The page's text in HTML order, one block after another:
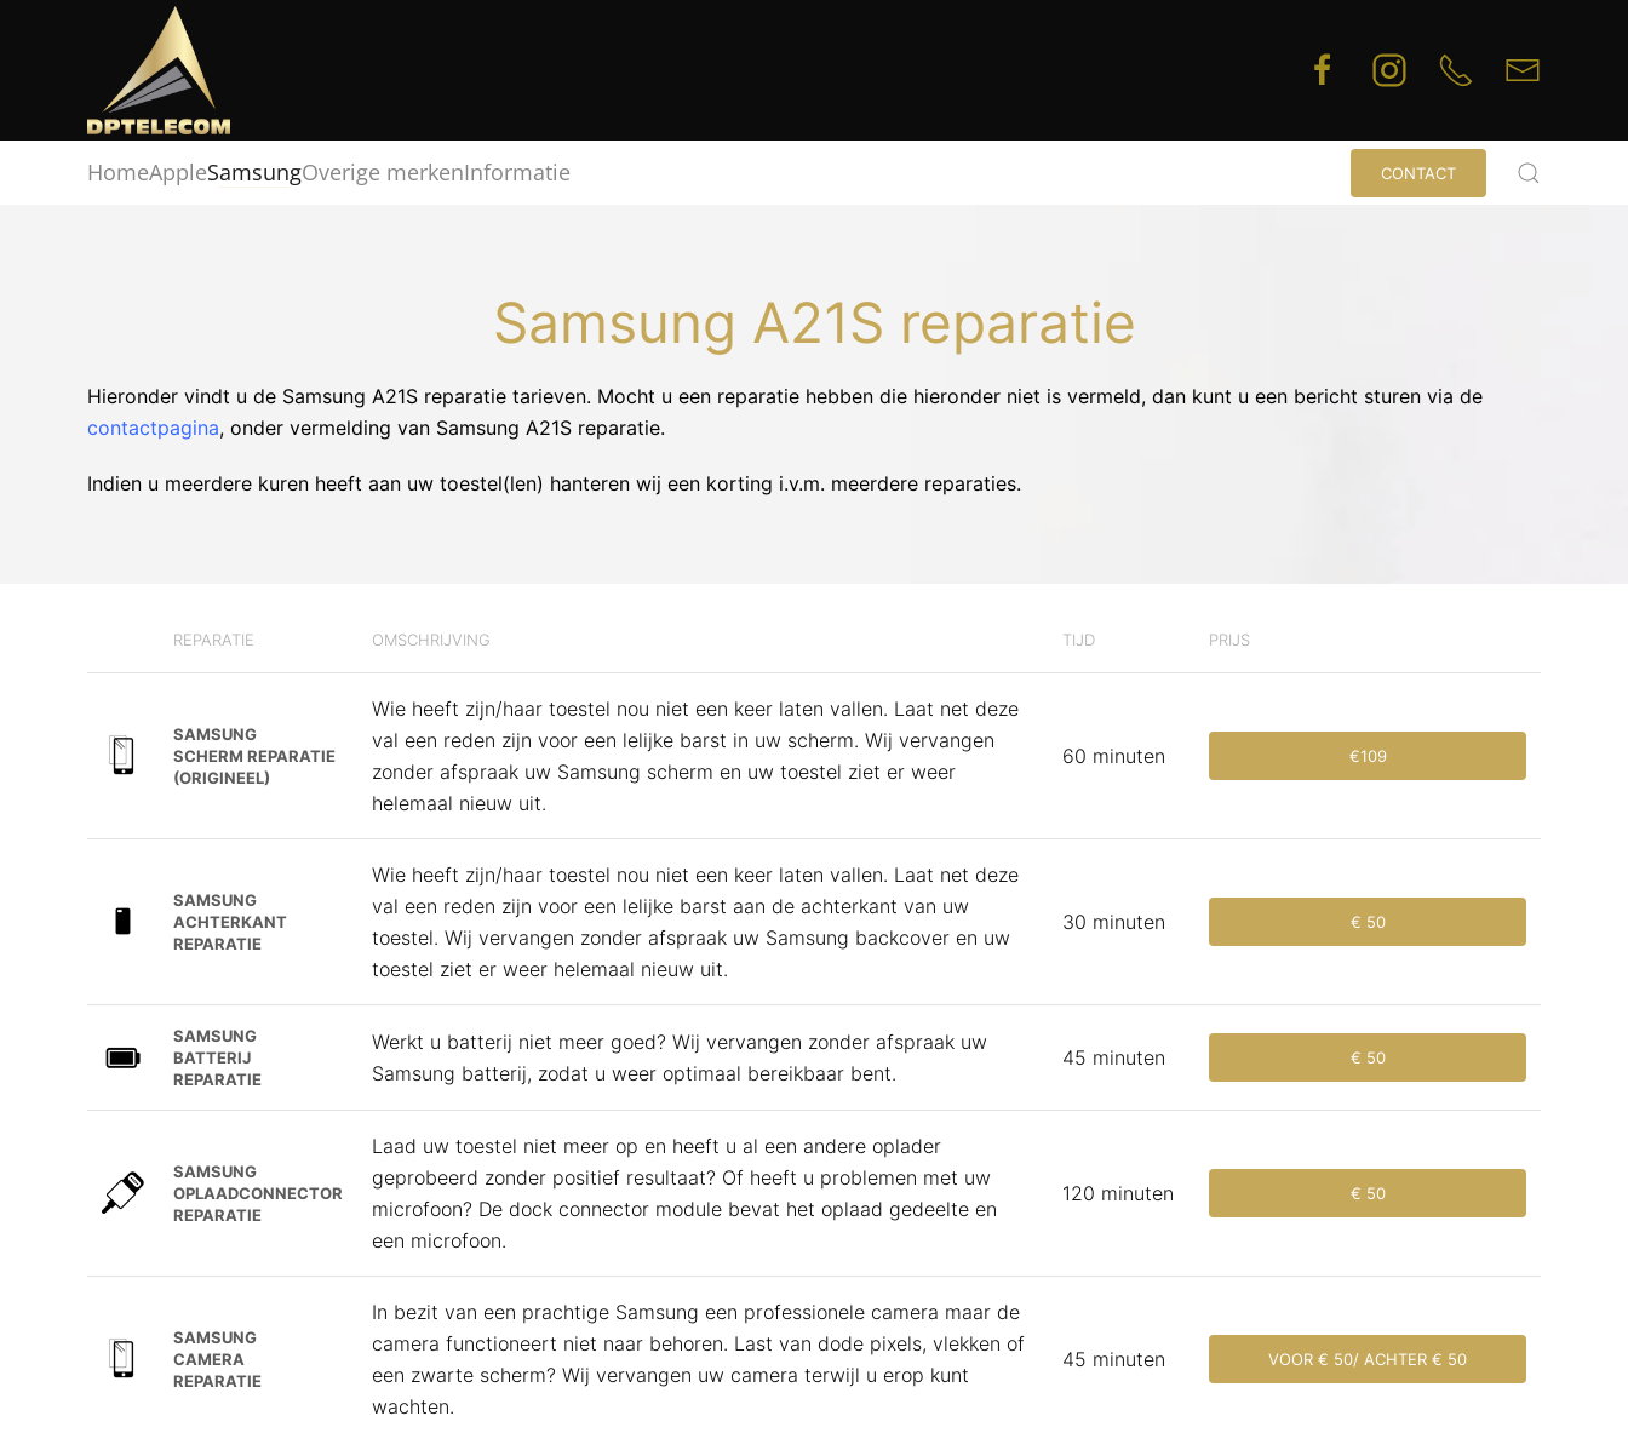
HomeAppleSamsungOverige merkenInformatie CONTACT
Samsung A21S reparatie
Hieronder vindt u de Samsung A21S reparatie tarieven. Mocht u een reparatie hebben die hieronder niet is vermeld, dan kunt u een bericht sturen via de
contactpagina, onder vermelding van Samsung A21S reparatie.
Indien u meerdere kuren heeft aan uw toestel(len) hanteren wij een korting i.v.m. meerdere reparaties.
REPARATIE OMSCHRIJVING TIJD PRIJS
SAMSUNG
SCHERM REPARATIE
(ORIGINEEL)
Wie heeft zijn/haar toestel nou niet een keer laten vallen. Laat net deze
val een reden zijn voor een lelijke barst in uw scherm. Wij vervangen
zonder afspraak uw Samsung scherm en uw toestel ziet er weer
helemaal nieuw uit.
60 minuten €109
SAMSUNG
ACHTERKANT
REPARATIE
Wie heeft zijn/haar toestel nou niet een keer laten vallen. Laat net deze
val een reden zijn voor een lelijke barst aan de achterkant van uw
toestel. Wij vervangen zonder afspraak uw Samsung backcover en uw
toestel ziet er weer helemaal nieuw uit.
30 minuten € 50
SAMSUNG
BATTERIJ
REPARATIE
Werkt u batterij niet meer goed? Wij vervangen zonder afspraak uw
Samsung batterij, zodat u weer optimaal bereikbaar bent.
45 minuten € 50
SAMSUNG
OPLAADCONNECTOR
REPARATIE
Laad uw toestel niet meer op en heeft u al een andere oplader
geprobeerd zonder positief resultaat? Of heeft u problemen met uw
microfoon? De dock connector module bevat het oplaad gedeelte en
een microfoon.
120 minuten € 50
SAMSUNG
CAMERA
REPARATIE
In bezit van een prachtige Samsung een professionele camera maar de
camera functioneert niet naar behoren. Last van dode pixels, vlekken of
een zwarte scherm? Wij vervangen uw camera terwijl u erop kunt
wachten.
45 minuten VOOR € 50/ ACHTER € 50